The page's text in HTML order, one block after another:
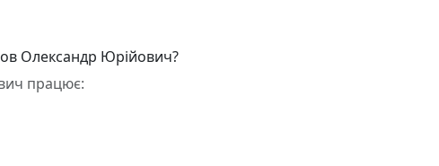
Олександр Юрійович?
працює: